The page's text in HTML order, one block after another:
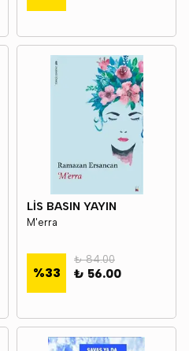
LİS BASIN YAYIN
M'erra
%33
₺ 84.00
₺ 56.00